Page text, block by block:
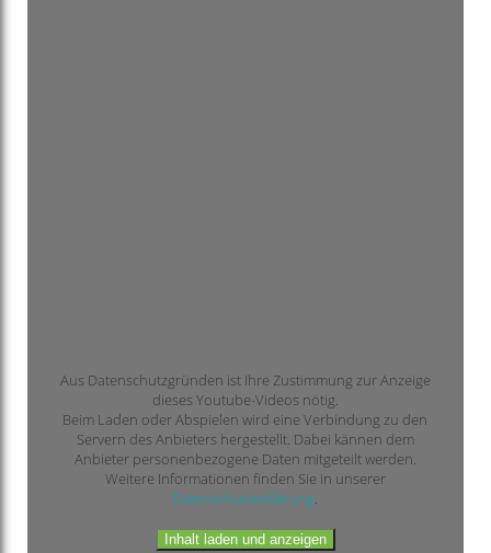
Aus Datenschutzgründen ist Ihre Zustimmung zur Anzeige
dieses Youtube-Videos nötig.
Beim Laden oder Abspielen wird eine Verbindung zu den
Servern des Anbieters hergestellt. Dabei kännen dem
Anbieter personenbezogene Daten mitgeteilt werden.
Weitere Informationen finden Sie in unserer
Datenschutzerklärung.
Inhalt laden und anzeigen